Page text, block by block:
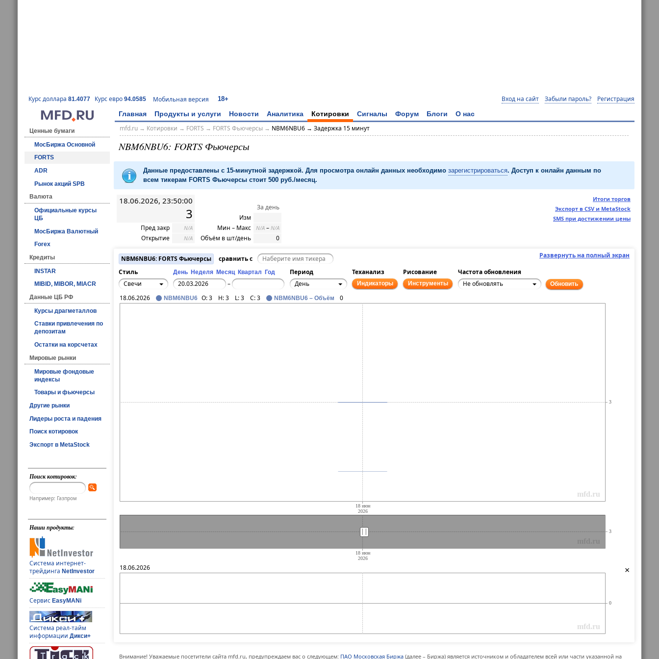
Курс доллара 81.4077 Курс евро 94.0585 Мобильная версия 18+ Вход на сайт Забыли пароль? Регистрация
Главная Продукты и услуги Новости Аналитика Котировки Сигналы Форум Блоги О нас
Ценные бумаги
МосБиржа Основной
FORTS
ADR
Рынок акций SPB
Валюта
Официальные курсы
ЦБ
МосБиржа Валютный
Forex
Кредиты
INSTAR
MIBID, MIBOR, MIACR
Данные ЦБ РФ
Курсы драгметаллов
Ставки привлечения по
депозитам
Остатки на корсчетах
Мировые рынки
Мировые фондовые
индексы
Товары и фьючерсы
Другие рынки
Лидеры роста и падения
Поиск котировок
Экспорт в MetaStock
Поиск котировок:
Например: Газпром
Наши продукты:
Система интернет-
трейдингаNetInvestor
СервисEasyMANi
Система реал-тайм
информацииДикси+
mfd.ru→ Котировки → FORTS → FORTS Фьючерсы→ NBM6NBU6 → Задержка 15 минут
NBM6NBU6: FORTS Фьючерсы
Данные предоставлены с 15-минутной задержкой. Для просмотра онлайн данных необходимо зарегистрироваться. Доступ к онлайн данным по
всем тикерам FORTS Фьючерсы стоит 500 руб./месяц.
Итоги торгов
Экспорт в CSV и MetaStock
SMS при достижении цены
18.06.2026, 23:50:00
3
Пред закр N/A
Открытие N/A
За день
Изм
Мин – Макс
N/A – N/A
Объём в шт/день 0
Развернуть на полный экран
NBM6NBU6: FORTS Фьючерсы
сравнить с
Стиль
День Неделя Месяц Квартал Год Период Теханализ Рисование
Частота обновления
Свечи
– День Индикаторы Инструменты Не обновлять Обновить
||
||
×
18.06.2026 NBM6NBU6 O:3 H:3 L:3 C:3 NBM6NBU6 – Объём 0
18.06.2026
Внимание! Уважаемые посетители сайта mfd.ru, предупреждаем вас о следующем: ПАО Московская Биржа (далее – Биржа) является источником и обладателем всей или части указанной на